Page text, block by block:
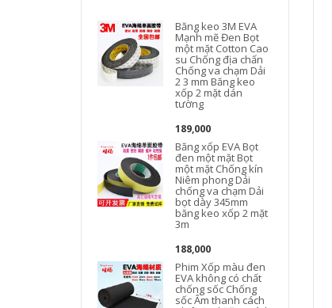
Băng keo 3M EVA
Mạnh mẽ Đen Bọt
một mặt Cotton Cao
su Chống địa chấn
Chống va chạm Dải
2 3 mm Băng keo
xốp 2 mặt dán
tường
189,000
Băng xốp EVA Bọt
đen một mặt Bọt
một mặt Chống kín
Niêm phong Dải
chống va chạm Dải
bọt dày 345mm
băng keo xốp 2 mặt
3m
188,000
Phim Xốp màu đen
EVA không có chất
chống sốc Chống
sốc Âm thanh cách